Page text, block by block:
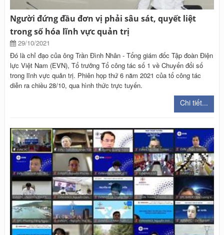
Người đứng đầu đơn vị phải sâu sát, quyết liệt
trong số hóa lĩnh vực quản trị
29/10/2021
Đó là chỉ đạo của ông Trần Đình Nhân - Tổng giám đốc Tập đoàn Điện
lực Việt Nam (EVN), Tổ trưởng Tổ công tác số 1 về Chuyển đổi số
trong lĩnh vực quản trị. Phiên họp thứ 6 năm 2021 của tổ công tác
diễn ra chiều 28/10, qua hình thức trực tuyến.
Chi tiết...